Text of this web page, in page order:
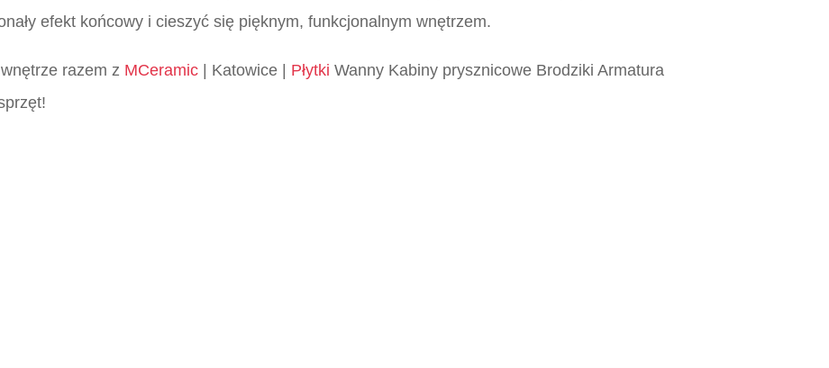
efekt końcowy i cieszyć się pięknym, funkcjonalnym wnętrzem.
razem z MCeramic | Katowice | Płytki Wanny Kabiny prysznicowe Brodziki Armatura